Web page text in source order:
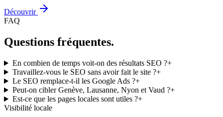
Découvrir
FAQ
Questions fréquentes.
En combien de temps voit-on des résultats SEO ?+
Travaillez-vous le SEO sans avoir fait le site ?+
Le SEO remplace-t-il les Google Ads ?+
Peut-on cibler Genève, Lausanne, Nyon et Vaud ?+
Est-ce que les pages locales sont utiles ?+
Visibilité locale